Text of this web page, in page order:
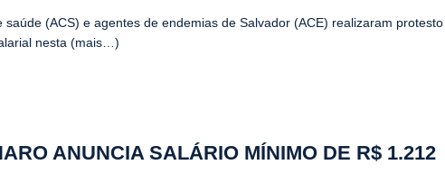
saúde (ACS) e agentes de endemias de Salvador (ACE) realizaram protesto
nesta (mais…)
ANUNCIA SALÁRIO MÍNIMO DE R$ 1.212